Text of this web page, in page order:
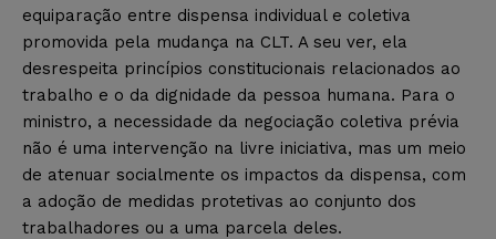
equiparação entre dispensa individual e coletiva
promovida pela mudança na CLT. A seu ver, ela
desrespeita princípios constitucionais relacionados ao
trabalho e o da dignidade da pessoa humana. Para o
ministro, a necessidade da negociação coletiva prévia
não é uma intervenção na livre iniciativa, mas um meio
de atenuar socialmente os impactos da dispensa, com
a adoção de medidas protetivas ao conjunto dos
trabalhadores ou a uma parcela deles.